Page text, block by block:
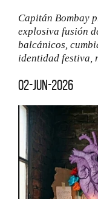
Capitán Bombay
explosiva fusión
balcánicos,
identidad festiva,
02-jun-2026